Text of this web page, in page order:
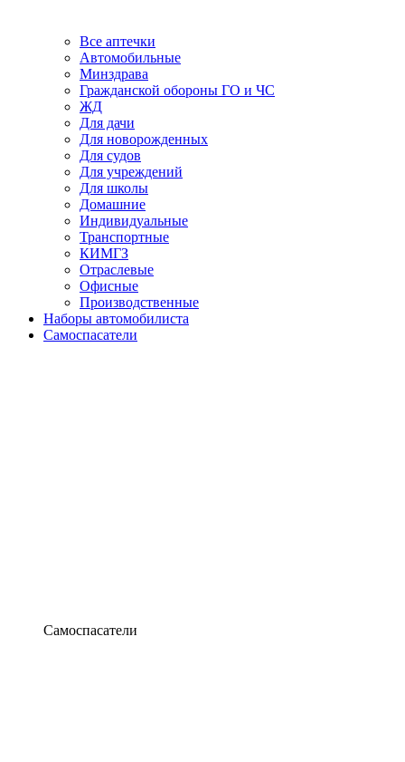
Все аптечки
Автомобильные
Минздрава
Гражданской обороны ГО и ЧС
ЖД
Для дачи
Для новорожденных
Для судов
Для учреждений
Для школы
Домашние
Индивидуальные
Транспортные
КИМГЗ
Отраслевые
Офисные
Производственные
Наборы автомобилиста
Самоспасатели
Самоспасатели